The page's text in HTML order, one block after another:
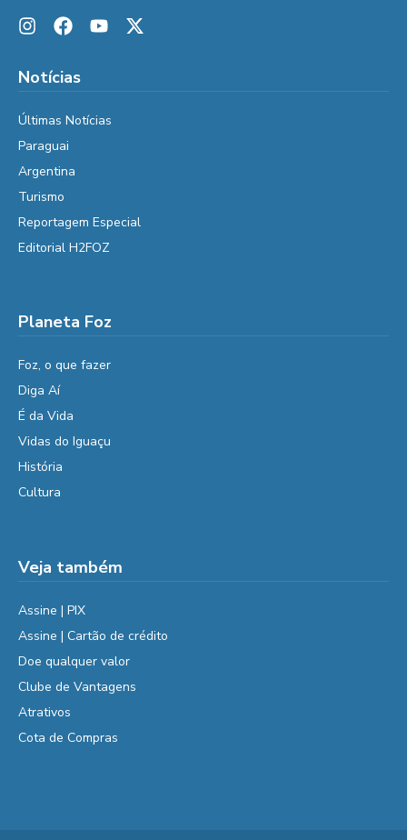
Notícias
Últimas Notícias
Paraguai
Argentina
Turismo
Reportagem Especial
Editorial H2FOZ
Planeta Foz
Foz, o que fazer
Diga Aí
É da Vida
Vidas do Iguaçu
História
Cultura
Veja também
Assine | PIX
Assine | Cartão de crédito
Doe qualquer valor
Clube de Vantagens
Atrativos
Cota de Compras